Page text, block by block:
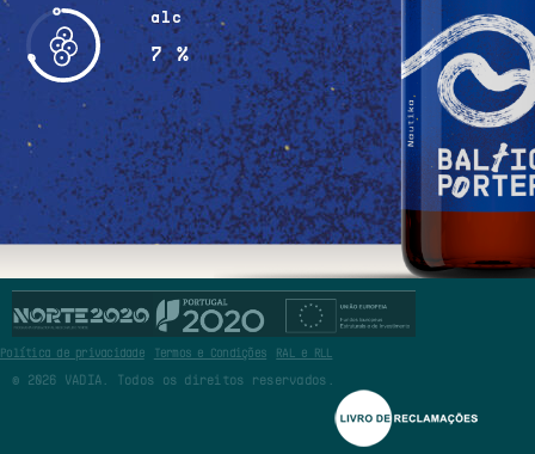
alc
7 %
castanho-escura e
opaca, com uma espuma
espessa e persistente
de cor marfim. Os
Política de privacidade Termos e Condições RAL e RLL
© 2026 VADIA. Todos os direitos reservados.